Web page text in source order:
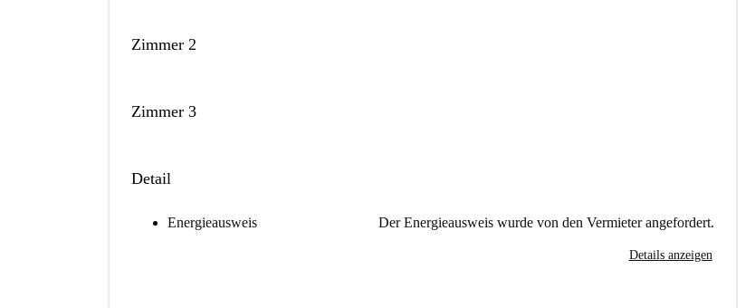
Zimmer 2
Zimmer 3
Detail
Energieausweis Der Energieausweis wurde von den Vermieter angefordert.
Details anzeigen